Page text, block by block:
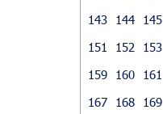
143
144 145
151
152 153
159
160 161
167
168 169